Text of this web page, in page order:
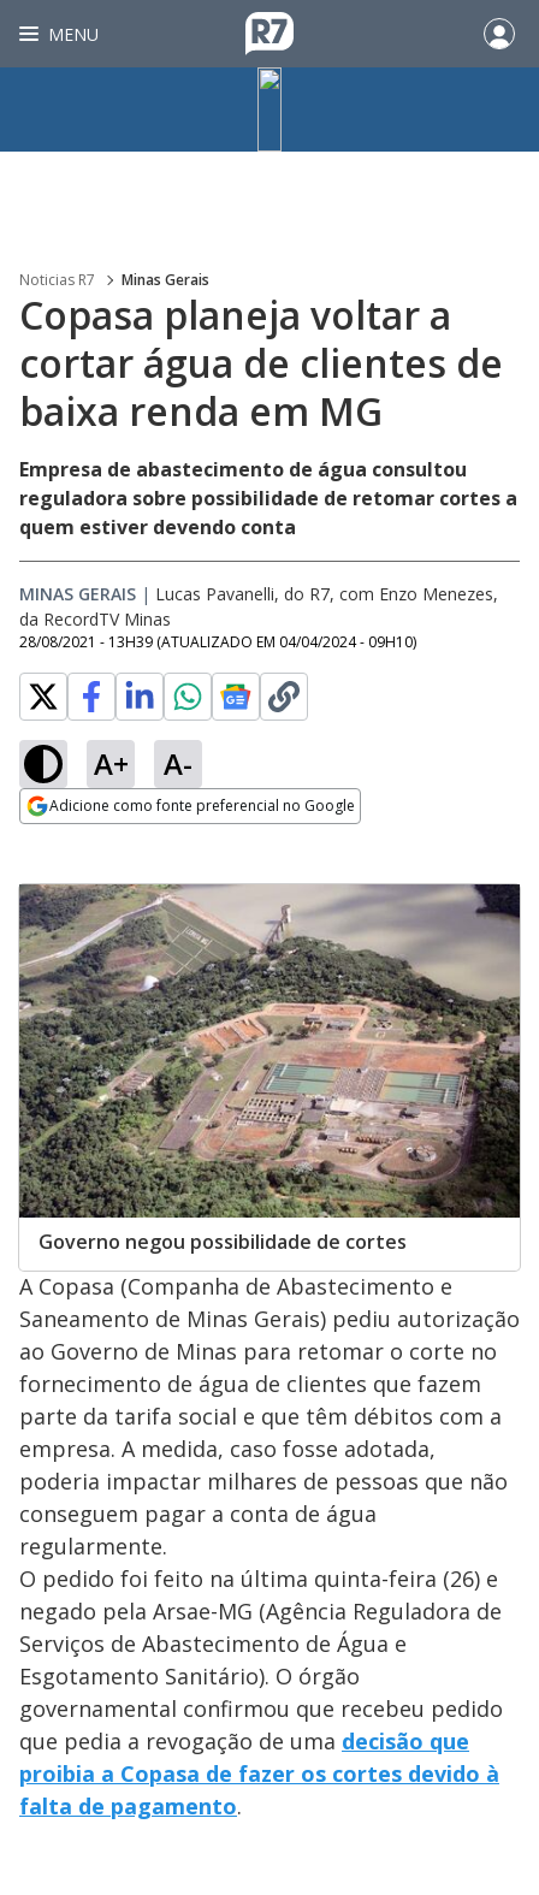
MENU
Noticias R7 Minas Gerais
Copasa planeja voltar a
cortar água de clientes de
baixa renda em MG
Empresa de abastecimento de água consultou
reguladora sobre possibilidade de retomar cortes a
quem estiver devendo conta
MINAS GERAIS | Lucas Pavanelli, do R7, com Enzo Menezes,
da RecordTV Minas
28/08/2021 - 13H39 (ATUALIZADO EM 04/04/2024 - 09H10)
A+ A-
Adicione como fonte preferencial no Google
Governo negou possibilidade de cortes
A Copasa (Companha de Abastecimento e
Saneamento de Minas Gerais) pediu autorização
ao Governo de Minas para retomar o corte no
fornecimento de água de clientes que fazem
parte da tarifa social e que têm débitos com a
empresa. A medida, caso fosse adotada,
poderia impactar milhares de pessoas que não
conseguem pagar a conta de água
regularmente.
O pedido foi feito na última quinta-feira (26) e
negado pela Arsae-MG (Agência Reguladora de
Serviços de Abastecimento de Água e
Esgotamento Sanitário). O órgão
governamental confirmou que recebeu pedido
que pedia a revogação de uma decisão que
proibia a Copasa de fazer os cortes devido à
falta de pagamento.